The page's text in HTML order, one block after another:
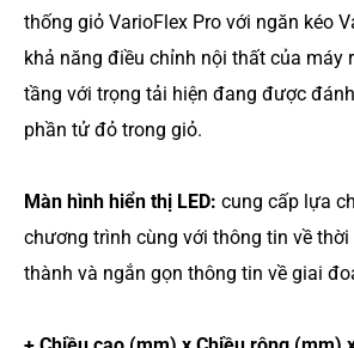
thống giỏ VarioFlex Pro với ngăn kéo
khả năng điều chỉnh nội thất của máy
tầng với trọng tải hiện đang được
phần tử đỏ trong giỏ.
Màn hình hiển thị LED: cung cấp lựa
chương trình cùng với thông tin về thời
thành và ngắn gọn thông tin về giai